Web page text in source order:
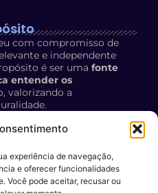
experiência de navegação,
e oferecer funcionalidades
Você pode aceitar, recusar ou
com compromisso de
e independente
é ser uma fonte
entender os
valorizando a
aqui